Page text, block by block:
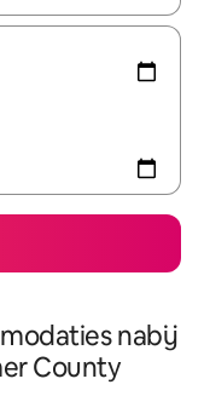
nabij
County